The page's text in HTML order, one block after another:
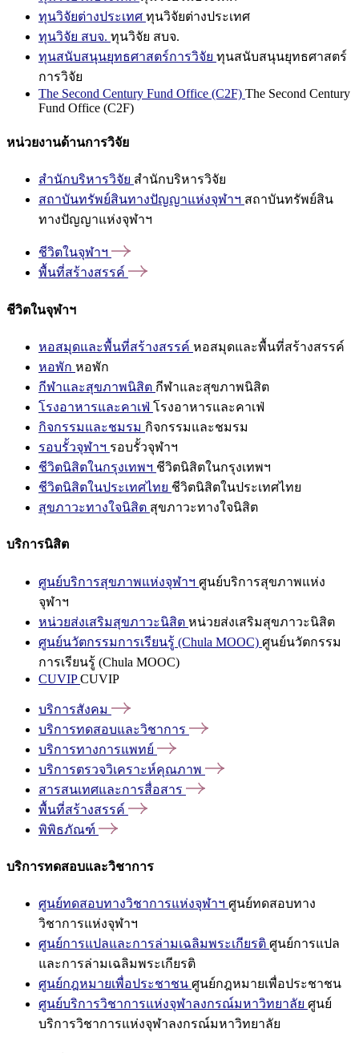
ทุนวิจัยต่างประเทศ ทุนวิจัยต่างประเทศ
ทุนวิจัย สบจ. ทุนวิจัย สบจ.
ทุนสนับสนุนยุทธศาสตร์การวิจัย ทุนสนับสนุนยุทธศาสตร์
การวิจัย
The Second Century Fund Office (C2F) The Second Century
Fund Office (C2F)
หน่วยงานด้านการวิจัย
สำนักบริหารวิจัย สำนักบริหารวิจัย
สถาบันทรัพย์สินทางปัญญาแห่งจุฬาฯ สถาบันทรัพย์สิน
ทางปัญญาแห่งจุฬาฯ
ชีวิตในจุฬาฯ
พื้นที่สร้างสรรค์
ชีวิตในจุฬาฯ
หอสมุดและพื้นที่สร้างสรรค์ หอสมุดและพื้นที่สร้างสรรค์
หอพัก หอพัก
กีฬาและสุขภาพนิสิต กีฬาและสุขภาพนิสิต
โรงอาหารและคาเฟ่ โรงอาหารและคาเฟ่
กิจกรรมและชมรม กิจกรรมและชมรม
รอบรั้วจุฬาฯ รอบรั้วจุฬาฯ
ชีวิตนิสิตในกรุงเทพฯ ชีวิตนิสิตในกรุงเทพฯ
ชีวิตนิสิตในประเทศไทย ชีวิตนิสิตในประเทศไทย
สุขภาวะทางใจนิสิต สุขภาวะทางใจนิสิต
บริการนิสิต
ศูนย์บริการสุขภาพแห่งจุฬาฯ ศูนย์บริการสุขภาพแห่ง
จุฬาฯ
หน่วยส่งเสริมสุขภาวะนิสิต หน่วยส่งเสริมสุขภาวะนิสิต
ศูนย์นวัตกรรมการเรียนรู้ (Chula MOOC) ศูนย์นวัตกรรม
การเรียนรู้ (Chula MOOC)
CUVIPCUVIP
บริการสังคม
บริการทดสอบและวิชาการ
บริการทางการแพทย์
บริการตรวจวิเคราะห์คุณภาพ
สารสนเทศและการสื่อสาร
พื้นที่สร้างสรรค์
พิพิธภัณฑ์
บริการทดสอบและวิชาการ
ศูนย์ทดสอบทางวิชาการแห่งจุฬาฯ ศูนย์ทดสอบทาง
วิชาการแห่งจุฬาฯ
ศูนย์การแปลและการล่ามเฉลิมพระเกียรติ ศูนย์การแปล
และการล่ามเฉลิมพระเกียรติ
ศูนย์กฎหมายเพื่อประชาชน ศูนย์กฎหมายเพื่อประชาชน
ศูนย์บริการวิชาการแห่งจุฬาลงกรณ์มหาวิทยาลัย ศูนย์
บริการวิชาการแห่งจุฬาลงกรณ์มหาวิทยาลัย